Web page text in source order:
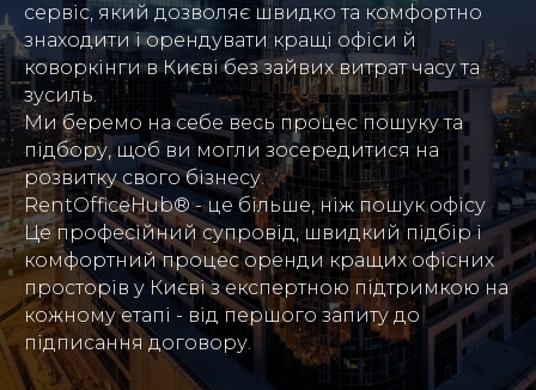
сервіс, який дозволяє швидко та комфортно
знаходити і орендувати кращі офіси й
коворкінги в Києві без зайвих витрат часу та
зусиль.
Ми беремо на себе весь процес пошуку та
підбору, щоб ви могли зосередитися на
розвитку свого бізнесу.
RentOfficeHub® - це більше, ніж пошук офісу
Це професійний супровід, швидкий підбір і
комфортний процес оренди кращих офісних
просторів у Києві з експертною підтримкою на
кожному етапі - від першого запиту до
підписання договору.